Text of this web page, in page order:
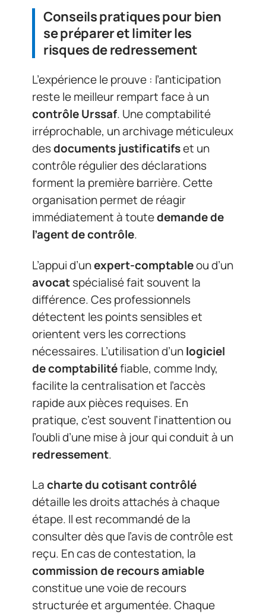
Conseils pratiques pour bien
se préparer et limiter les
risques de redressement
L’expérience le prouve : l’anticipation
reste le meilleur rempart face à un
contrôle Urssaf. Une comptabilité
irréprochable, un archivage méticuleux
desdocuments justificatifset un
contrôle régulier des déclarations
forment la première barrière. Cette
organisation permet de réagir
immédiatement à toutedemande de
l’agent de contrôle.
L’appui d’unexpert-comptableou d’un
avocatspécialisé fait souvent la
différence. Ces professionnels
détectent les points sensibles et
orientent vers les corrections
nécessaires. L’utilisation d’unlogiciel
de comptabilitéfiable, comme Indy,
facilite la centralisation et l’accès
rapide aux pièces requises. En
pratique, c’est souvent l’inattention ou
l’oubli d’une mise à jour qui conduit à un
redressement.
Lacharte du cotisant contrôlé
détaille les droits attachés à chaque
étape. Il est recommandé de la
consulter dès que l’avis de contrôle est
reçu. En cas de contestation, la
commission de recours amiable
constitue une voie de recours
structurée et argumentée. Chaque